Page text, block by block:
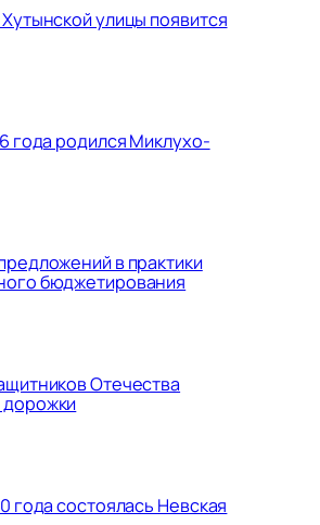
улицы появится
года родился Миклухо-
в практики
бюджетирования
Отечества
года состоялась Невская